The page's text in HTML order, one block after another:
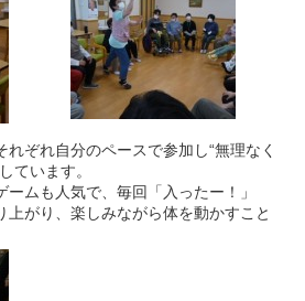
れぞれ自分のペースで参加し“無理なく
ています。
ムも人気で、毎回「入ったー！」
上がり、楽しみながら体を動かすこと